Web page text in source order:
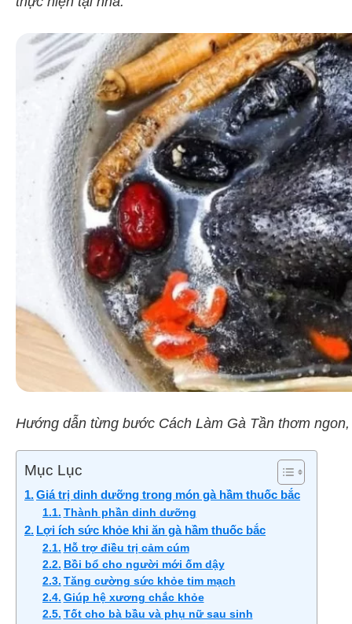
Hướng dẫn từng bước Cách Làm Gà Tần thơm
Mục Lục
Giá trị dinh dưỡng trong món gà hầm thuốc bắc
Thành phần dinh dưỡng
Lợi ích sức khỏe khi ăn gà hầm thuốc bắc
Hỗ trợ điều trị cảm cúm
Bồi bổ cho người mới ốm dậy
Tăng cường sức khỏe tim mạch
Giúp hệ xương chắc khỏe
Tốt cho bà bầu và phụ nữ sau sinh